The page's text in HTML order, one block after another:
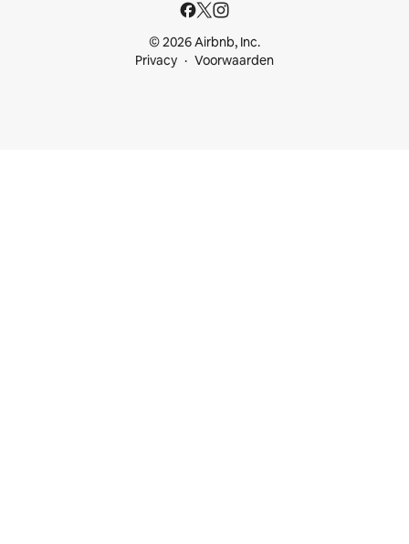
© 2026 Airbnb, Inc.
Privacy
Voorwaarden